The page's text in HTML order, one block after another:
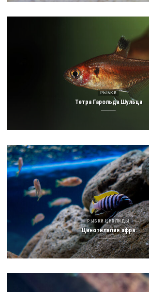
РЫБКИ
Тетра Гарольда Шульца
РЫБКИ ЦИХЛИДЫ
Цинотиляпия афра